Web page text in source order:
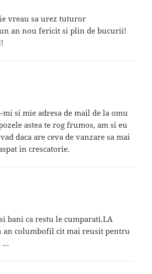
vreau sa urez tuturor
an nou fericit si plin de bucurii!
si mie adresa de mail de la omu
astea te rog frumos, am si eu
daca are ceva de vanzare sa mai
in crescatorie.
bani ca restu le cumparati.LA
an columbofil cit mai reusit pentru
…